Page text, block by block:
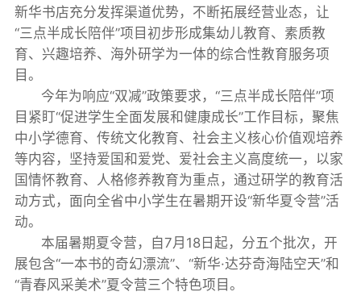
新华书店充分发挥渠道优势，不断拓展经营业态，让
“三点半成长陪伴”项目初步形成集幼儿教育、素质教
育、兴趣培养、海外研学为一体的综合性教育服务项
目。
今年为响应“双减”政策要求，“三点半成长陪伴”项
目紧盯“促进学生全面发展和健康成长”工作目标，聚焦
中小学德育、传统文化教育、社会主义核心价值观培养
等内容，坚持爱国和爱党、爱社会主义高度统一，以家
国情怀教育、人格修养教育为重点，通过研学的教育活
动方式，面向全省中小学生在暑期开设“新华夏令营”活
动。
本届暑期夏令营，自7月18日起，分五个批次，开
展包含“一本书的奇幻漂流”、“新华·达芬奇海陆空天”和
“青春风采美术”夏令营三个特色项目。